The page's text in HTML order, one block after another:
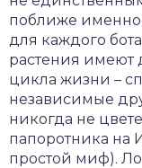
поближе именно
для каждого
растения имеют
цикла жизни –
независимые
никогда не
папоротника на
простой миф).